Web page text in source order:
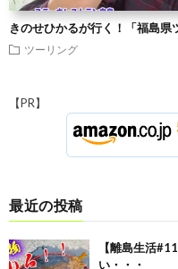
きのせひかるが行く！「福島県
ツーリング
【PR】
最近の投稿
【離島生活
い・・・